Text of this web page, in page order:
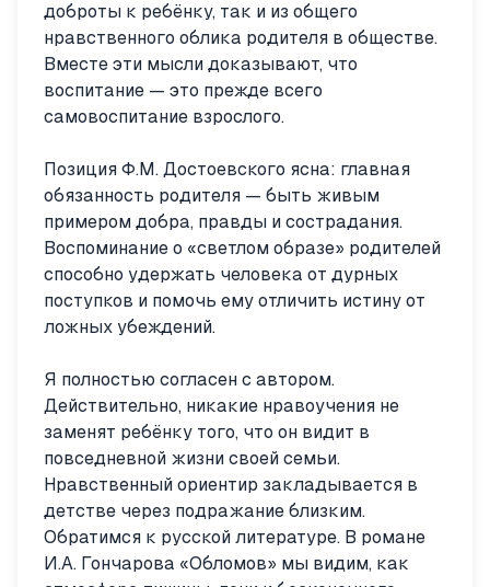
доброты к ребёнку, так и из общего
нравственного облика родителя в обществе.
Вместе эти мысли доказывают, что
воспитание — это прежде всего
самовоспитание взрослого.
Позиция Ф.М. Достоевского ясна: главная
обязанность родителя — быть живым
примером добра, правды и сострадания.
Воспоминание о «светлом образе» родителей
способно удержать человека от дурных
поступков и помочь ему отличить истину от
ложных убеждений.
Я полностью согласен с автором.
Действительно, никакие нравоучения не
заменят ребёнку того, что он видит в
повседневной жизни своей семьи.
Нравственный ориентир закладывается в
детстве через подражание близким.
Обратимся к русской литературе. В романе
И.А. Гончарова «Обломов» мы видим, как